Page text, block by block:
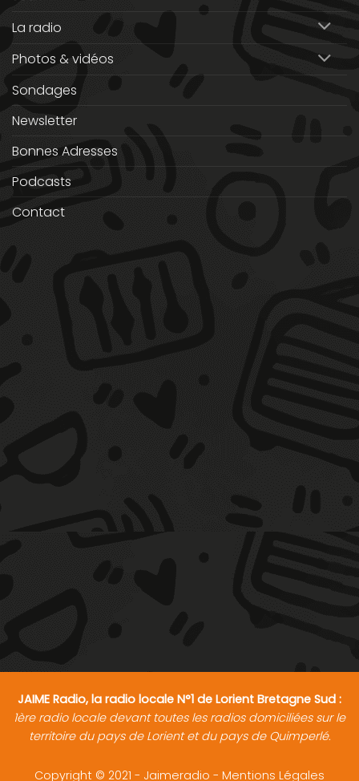
La radio
Photos & vidéos
Sondages
Newsletter
Bonnes Adresses
Podcasts
Contact
JAIME Radio, la radio locale N°1 de Lorient Bretagne Sud :
1ère radio locale devant toutes les radios domiciliées sur le
territoire du pays de Lorient et du pays de Quimperlé.
Copyright © 2021 - Jaimeradio - Mentions Légales